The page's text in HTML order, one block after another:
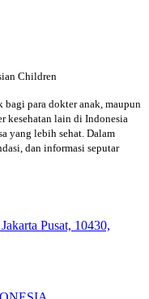
Children
para dokter anak, maupun
kesehatan lain di Indonesia
yang lebih sehat. Dalam
dan informasi seputar
Pusat, 10430,